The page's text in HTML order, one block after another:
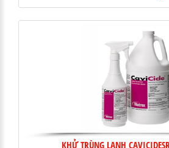
KHỬ TRÙNG LẠNH